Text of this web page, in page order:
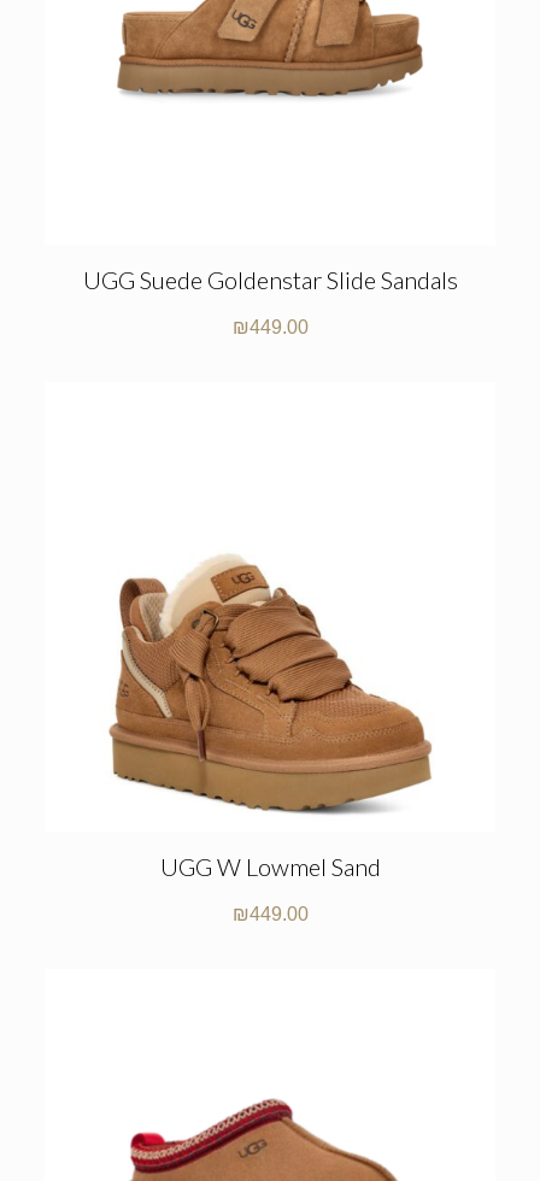
UGG Suede Goldenstar Slide Sandals
₪449.00
UGG W Lowmel Sand
₪449.00